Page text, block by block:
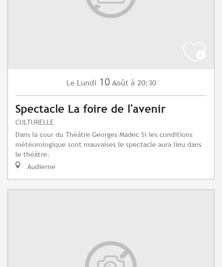
Le Lundi 10 Août à 20:30
Spectacle La foire de l'avenir
CULTURELLE
Dans la cour du Théâtre Georges Madec Si les conditions
météorologique sont mauvaises le spectacle aura lieu dans
le théâtre.
Audierne